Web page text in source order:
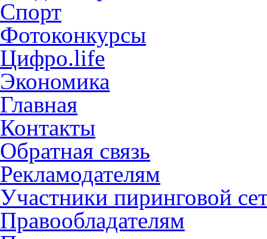
Спорт
Фотоконкурсы
Цифро.life
Экономика
Главная
Контакты
Обратная связь
Рекламодателям
Участники пиринговой
Правообладателям